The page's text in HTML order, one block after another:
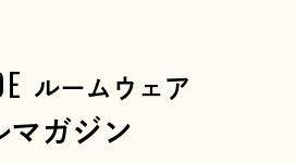
ルームウェア
マガジン